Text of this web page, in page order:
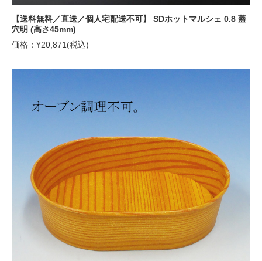
【送料無料／直送／個人宅配送不可】 SDホットマルシェ 0.8 蓋
穴明 (高さ45mm)
価格：¥20,871(税込)